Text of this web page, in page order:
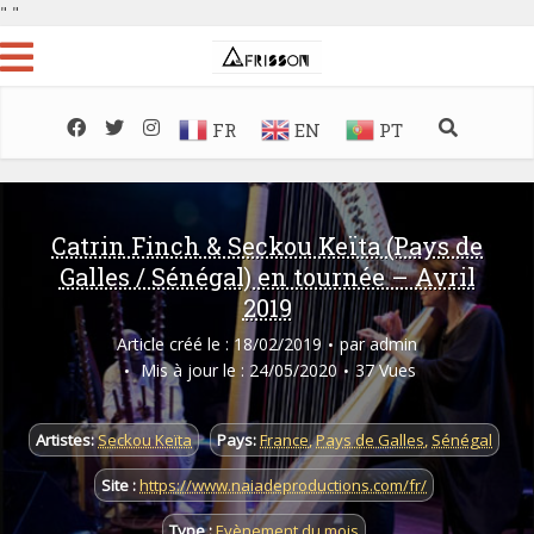
" "
FR EN PT
Catrin Finch & Seckou Keïta (Pays de
Galles / Sénégal) en tournée – Avril
2019
Article créé le : 18/02/2019 par admin
Mis à jour le : 24/05/2020
37 Vues
Artistes:Seckou Keïta Pays:France,Pays de Galles, Sénégal
Site :https://www.naiadeproductions.com/fr/